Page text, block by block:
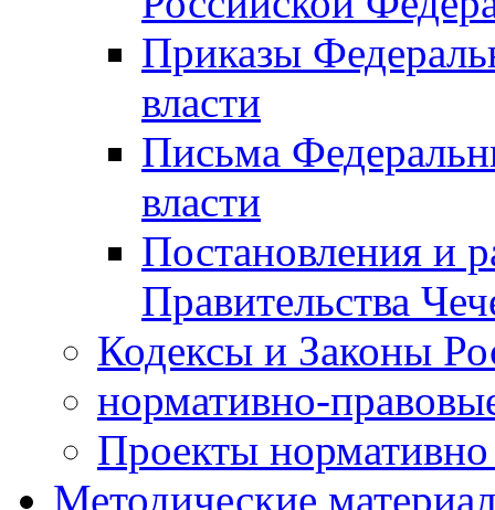
Приказы
власти
Письма
власти
Постановления и
Правительства
Кодексы и Законы
нормативно-
Проекты
Методические